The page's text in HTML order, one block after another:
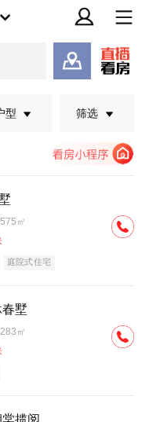
型 筛选
㎡
庭院式住宅
春墅
㎡
棠揽阅